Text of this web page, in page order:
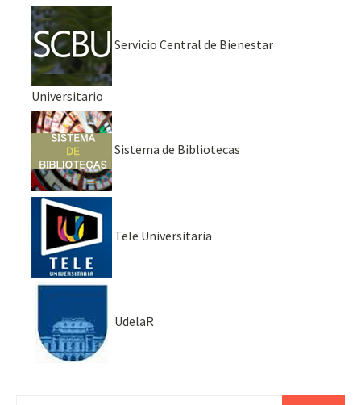
Servicio Central de Bienestar
Universitario
Sistema de Bibliotecas
Tele Universitaria
UdelaR